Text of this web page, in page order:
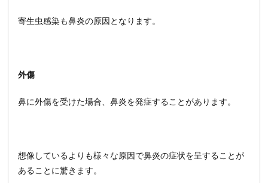
寄生虫感染も鼻炎の原因となります。
外傷
鼻に外傷を受けた場合、鼻炎を発症することがあります。
想像しているよりも様々な原因で鼻炎の症状を呈することが
あることに驚きます。